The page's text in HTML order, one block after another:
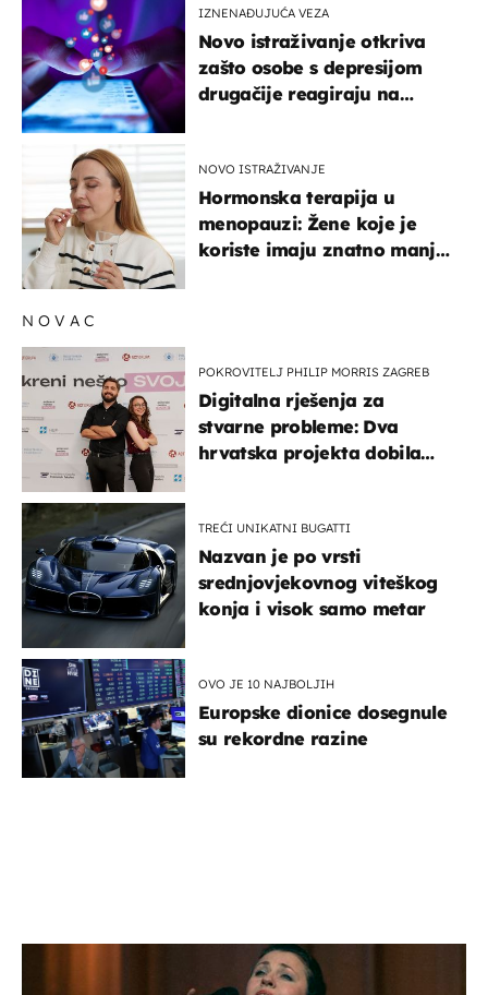
IZNENAĐUJUĆA VEZA
Novo istraživanje otkriva
zašto osobe s depresijom
drugačije reagiraju na
NOVO ISTRAŽIVANJE
Hormonska terapija u
menopauzi: Žene koje je
koriste imaju znatno manji
NOVAC
POKROVITELJ PHILIP MORRIS ZAGREB
Digitalna rješenja za
stvarne probleme: Dva
hrvatska projekta dobila
TREĆI UNIKATNI BUGATTI
Nazvan je po vrsti
srednjovjekovnog viteškog
konja i visok samo metar
OVO JE 10 NAJBOLJIH
Europske dionice dosegnule
su rekordne razine